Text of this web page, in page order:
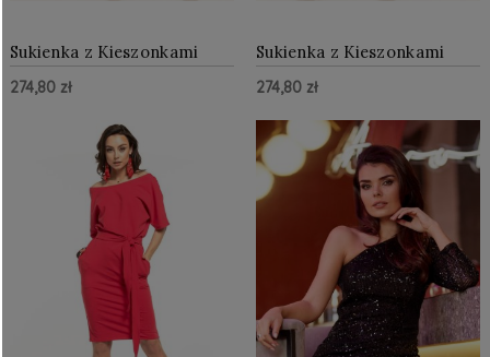
Sukienka z Kieszonkami
Czarna TE309
274,80 zł
Sukienka z Kieszonkami
Szara TE309
274,80 zł